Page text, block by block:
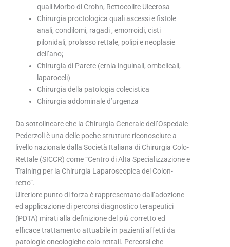
quali Morbo di Crohn, Rettocolite Ulcerosa
Chirurgia proctologica quali ascessi e fistole
anali, condilomi, ragadi , emorroidi, cisti
pilonidali, prolasso rettale, polipi e neoplasie
dell’ano;
Chirurgia di Parete (ernia inguinali, ombelicali,
laparoceli)
Chirurgia della patologia colecistica
Chirurgia addominale d’urgenza
Da sottolineare che la Chirurgia Generale dell’Ospedale
Pederzoli è una delle poche strutture riconosciute a
livello nazionale dalla Società Italiana di Chirurgia Colo-
Rettale (SICCR) come “Centro di Alta Specializzazione e
Training per la Chirurgia Laparoscopica del Colon-
retto”.
Ulteriore punto di forza è rappresentato dall’adozione
ed applicazione di percorsi diagnostico terapeutici
(PDTA) mirati alla definizione del più corretto ed
efficace trattamento attuabile in pazienti affetti da
patologie oncologiche colo-rettali. Percorsi che